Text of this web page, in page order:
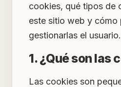
cookies, qué tipos de
este sitio web y cómo
gestionarlas el usuario.
1. ¿Qué son las
Las cookies son